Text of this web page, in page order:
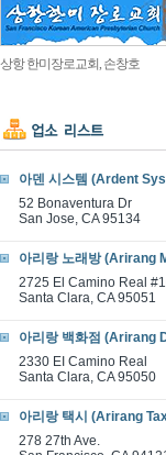
상항 한미장로교회, 손창호
아덴 시스템 (Ardent
52 Bonaventura Dr
San Jose, CA 95134
아리랑 노래방 (Arirang
2725 El Camino Real
Santa Clara, CA 95051
아리랑 백화점 (Arirang
2330 EI Camino Real
Santa Clara, CA 95050
아리랑 택시 (Arirang
278 27th Ave.